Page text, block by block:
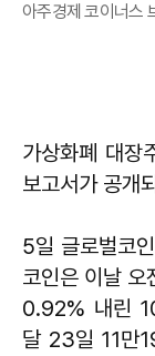
아주경제 코이너스
가상화폐 대장
보고서가 공개
5일 글로벌코
코인은 이날
0.92% 내린
달 23일 11만